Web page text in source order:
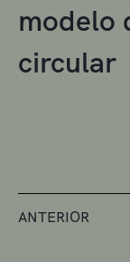
modelo
circular
ANTERIOR